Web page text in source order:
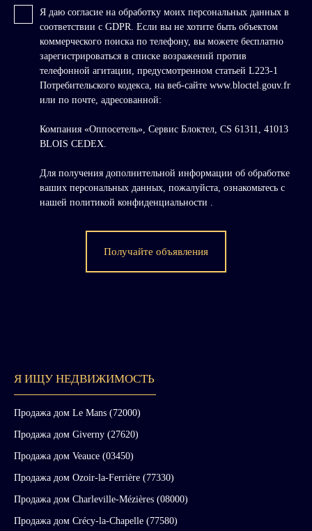
Я даю согласие на обработку моих персональных данных в
соответствии с GDPR. Если вы не хотите быть объектом
коммерческого поиска по телефону, вы можете бесплатно
зарегистрироваться в списке возражений против
телефонной агитации, предусмотренном статьей L223-1
Потребительского кодекса, на веб-сайте www.bloctel.gouv.fr
или по почте, адресованной:
Компания «Оппосетель», Сервис Блоктел, CS 61311, 41013
BLOIS CEDEX.
Для получения дополнительной информации об обработке
ваших персональных данных, пожалуйста, ознакомьтесь с
нашей политикой конфиденциальности
Получайте объявления
Я ИЩУ НЕДВИЖИМОСТЬ
Продажа дом Le Mans (72000)
Продажа дом Giverny (27620)
Продажа дом Veauce (03450)
Продажа дом Ozoir-la-Ferrière (77330)
Продажа дом Charleville-Mézières (08000)
Продажа дом Crécy-la-Chapelle (77580)